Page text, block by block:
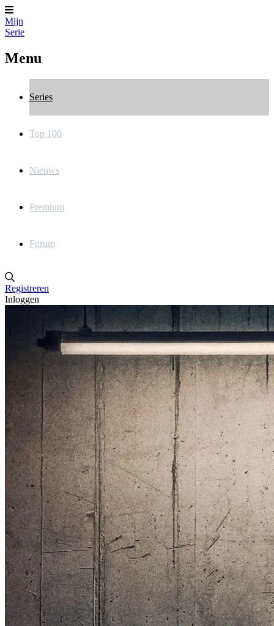
Mijn
Serie
Menu
Series
Top 100
Nieuws
Premium
Forum
Registreren
Inloggen